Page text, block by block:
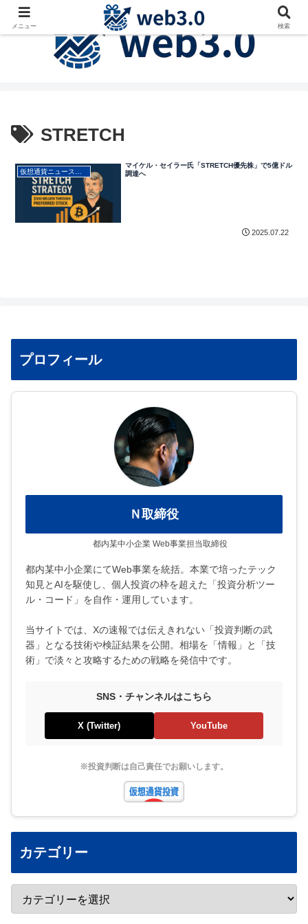
STRETCH
マイケル・セイラー氏「STRETCH優先株」で5億ドル
調達へ
2025.07.22
プロフィール
Ｎ取締役
都内某中小企業 Web事業担当取締役
都内某中小企業にてWeb事業を統括。本業で培ったテック
知見とAIを駆使し、個人投資の枠を超えた「投資分析ツー
ル・コード」を自作・運用しています。
当サイトでは、Xの速報では伝えきれない「投資判断の武
器」となる技術や検証結果を公開。相場を「情報」と「技
術」で淡々と攻略するための戦略を発信中です。
SNS・チャンネルはこちら
X (Twitter) YouTube
※投資判断は自己責任でお願いします。
カテゴリー
メニュー 検索